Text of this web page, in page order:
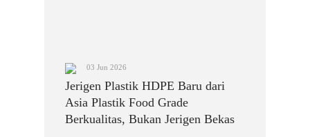
03 Jun 2026
Jerigen Plastik HDPE Baru dari
Asia Plastik Food Grade
Berkualitas, Bukan Jerigen Bekas